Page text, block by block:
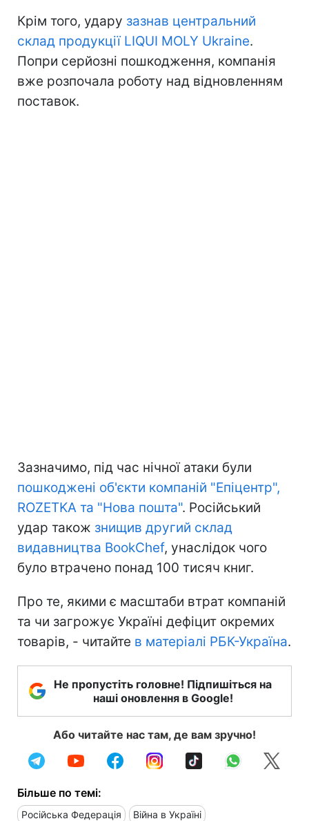
Крім того, удару зазнав центральний
склад продукції LIQUI MOLY Ukraine.
Попри серйозні пошкодження, компанія
вже розпочала роботу над відновленням
поставок.
Зазначимо, під час нічної атаки були
пошкоджені об'єкти компаній "Епіцентр",
ROZETKA та "Нова пошта". Російський
удар також знищив другий склад
видавництва BookChef, унаслідок чого
було втрачено понад 100 тисяч книг.
Про те, якими є масштаби втрат компаній
та чи загрожує Україні дефіцит окремих
товарів, - читайте в матеріалі РБК-Україна.
Не пропустіть головне! Підпишіться на
наші оновлення в Google!
Або читайте нас там, де вам зручно!
Більше по темі:
Російська Федерація Війна в Україні